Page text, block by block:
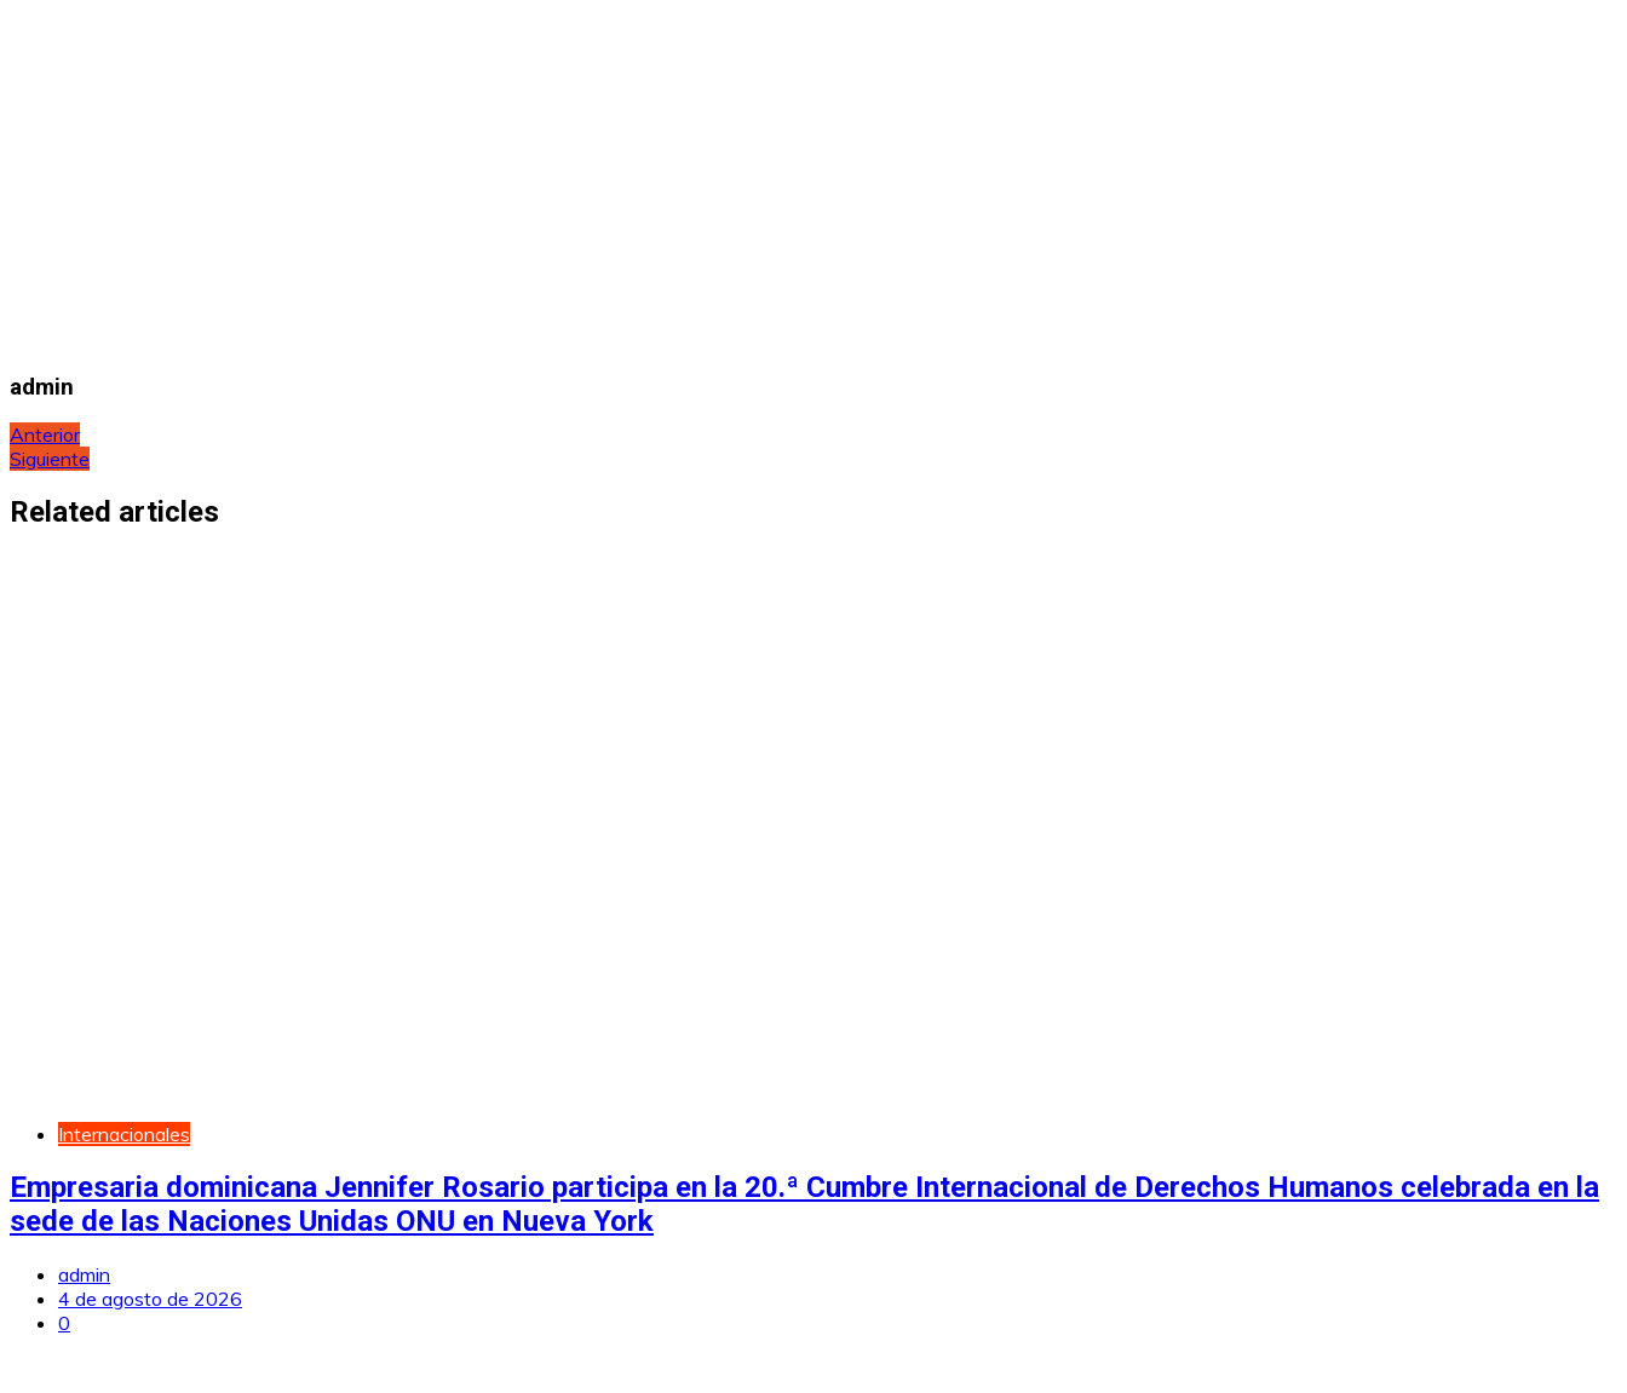
admin
Navegación
de
entradas
Anterior
Siguiente
Related articles
Internacionales
Empresaria dominicana Jennifer Rosario participa en la 20.ª Cumbre Internacional de Derechos Humanos celebrada en la
sede de las Naciones Unidas ONU en Nueva York
admin
4 de agosto de 2026
0